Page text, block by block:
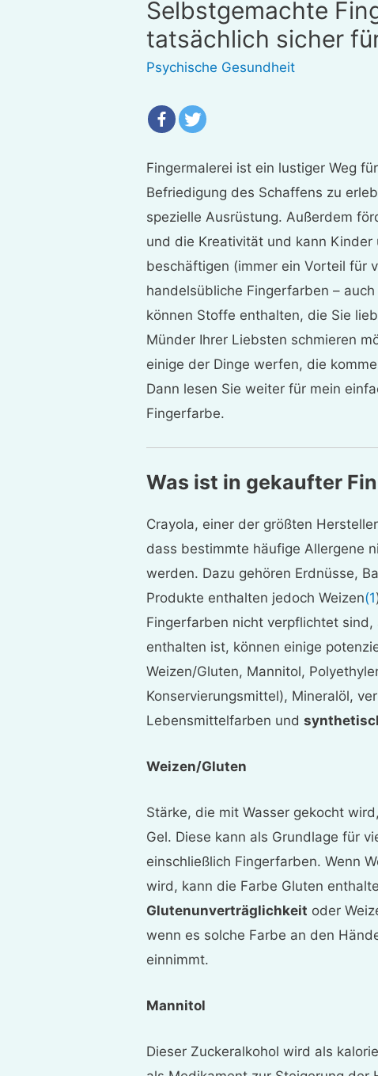
Selbstgemachte
tatsächlich sicher
Psychische Gesundheit
Fingermalerei ist ein lustiger Weg
Befriedigung des Schaffens zu
spezielle Ausrüstung. Außerdem
und die Kreativität und kann
beschäftigen (immer ein Vorteil für
handelsübliche Fingerfarben –
können Stoffe enthalten, die Sie
Münder Ihrer Liebsten schmieren
einige der Dinge werfen, die
Dann lesen Sie weiter für mein
Fingerfarbe.
Was ist in gekaufter
Crayola, einer der größten
dass bestimmte häufige Allergene
werden. Dazu gehören Erdnüsse,
Produkte enthalten jedoch Weizen(1
Fingerfarben nicht verpflichtet
enthalten ist, können einige
Weizen/Gluten, Mannitol,
Konservierungsmittel), Mineralöl,
Lebensmittelfarben und
Weizen/Gluten
Stärke, die mit Wasser gekocht
Gel. Diese kann als Grundlage für
einschließlich Fingerfarben. Wenn
wird, kann die Farbe Gluten
Glutenunverträglichkeit oder
wenn es solche Farbe an den
einnimmt.
Mannitol
Dieser Zuckeralkohol wird als